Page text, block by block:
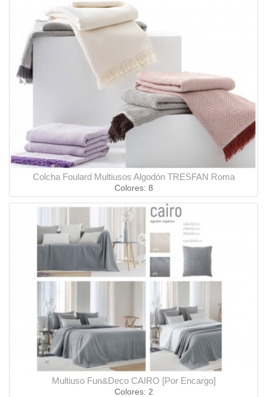
Colcha Foulard Multiusos Algodón TRESFAN Roma
Colores: 8
Multiuso Fun&Deco CAIRO [Por Encargo]
Colores: 2